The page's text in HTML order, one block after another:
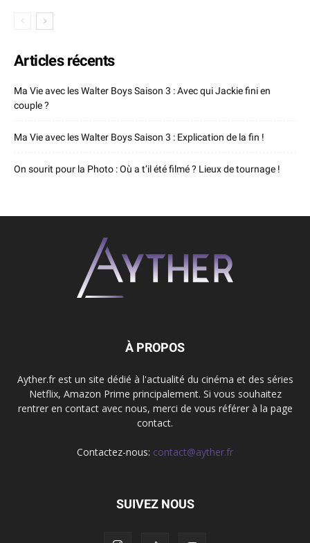
Articles récents
Ma Vie avec les Walter Boys Saison 3 : Avec qui Jackie fini en
couple ?
Ma Vie avec les Walter Boys Saison 3 : Explication de la fin !
On sourit pour la Photo : Où a t’il été filmé ? Lieux de tournage !
À PROPOS
Ayther.fr est un site dédié à l'actualité du cinéma et des séries
Netflix, Amazon Prime principalement. Si vous souhaitez
rentrer en contact avec nous, merci de vous référer à la page
contact.
Contactez-nous: contact@ayther.fr
SUIVEZ NOUS